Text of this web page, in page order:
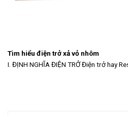
Tìm hiểu điện trở xả vỏ nhôm
I. ĐỊNH NGHĨA ĐIỆN TRỞ Điện trở hay